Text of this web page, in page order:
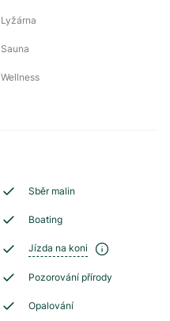
Lyžárna
Sauna
Wellness
Sběr malin
Boating
Jízda na koni
Pozorování přírody
Opalování